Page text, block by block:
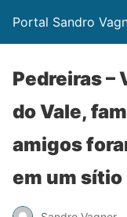
Portal Sandro
Pedreiras –
do Vale,
amigos
em um sítio